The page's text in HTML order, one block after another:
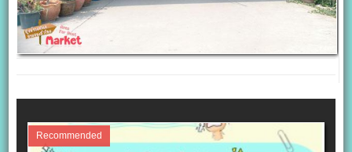
Recommended